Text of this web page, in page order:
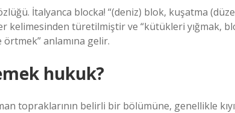
İtalyanca blocka! “(deniz) blok, kuşatma
kelimesinden türetilmiştir ve “kütükleri yığmak,
anlamına gelir.
hukuk?
topraklarının belirli bir bölümüne, genellikle